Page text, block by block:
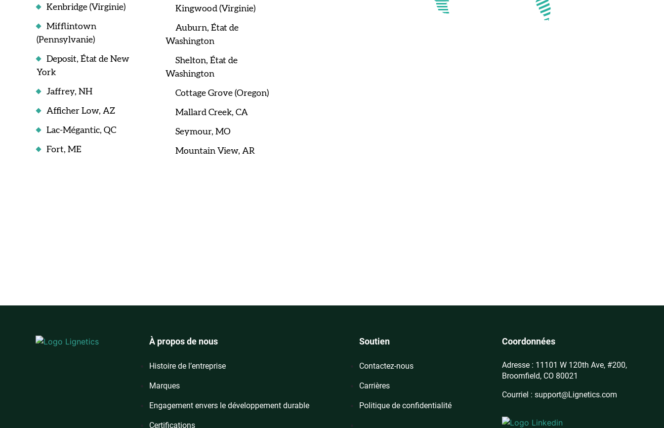
Kenbridge (Virginie)
(Pennsylvanie)
York
Jaffrey, NH
Afficher Low, AZ
Lac-Mégantic, QC
Fort, ME
Kingwood (Virginie)
Washington
Washington
Cottage Grove (Oregon)
Mallard Creek, CA
Seymour, MO
Mountain View, AR
À propos de nous
Histoire de l’entreprise
Marques
Engagement envers le développement durable
Certifications
Soutien
Contactez-nous
Carrières
Politique de confidentialité
Coordonnées
Adresse : 11101 W 120th Ave, #200,
Broomfield, CO 80021
Courriel : support@Lignetics.com